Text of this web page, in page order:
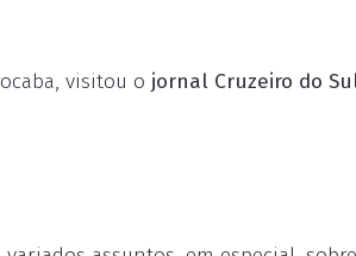
visitou o jornal Cruzeiro do